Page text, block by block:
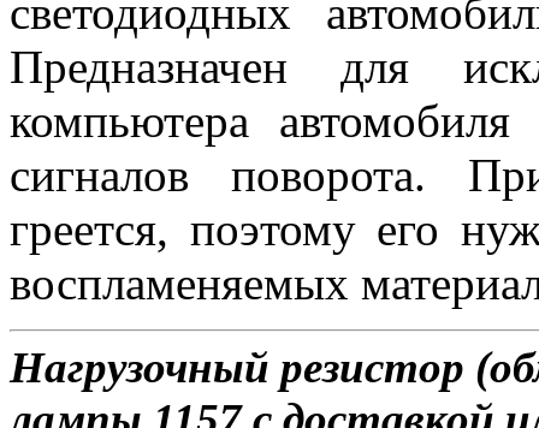
светодиодных
Предназначен для
компьютера
сигналов поворота.
греется, поэтому его
воспламеняемых
Нагрузочный резистор